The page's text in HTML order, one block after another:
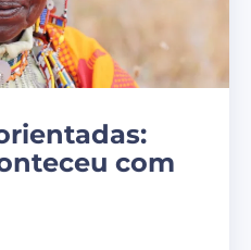
com